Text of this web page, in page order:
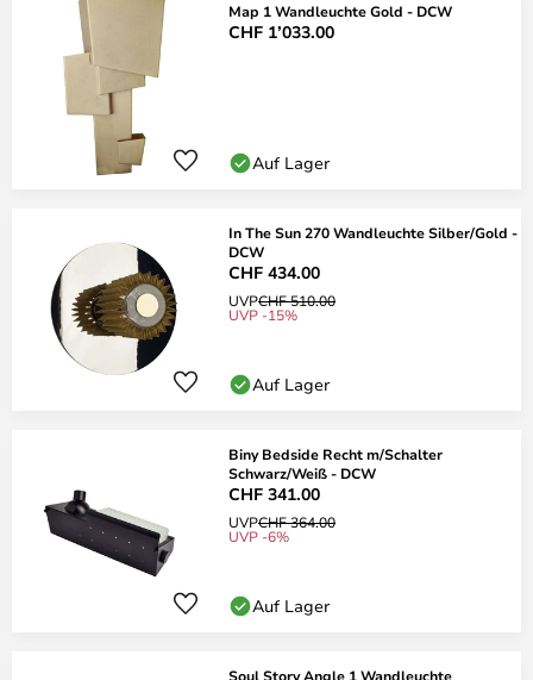
Map 1 Wandleuchte Gold - DCW
CHF 1’033.00
Auf Lager
In The Sun 270 Wandleuchte Silber/Gold -
DCW
CHF 434.00
UVPCHF 510.00
UVP -15%
Auf Lager
Biny Bedside Recht m/Schalter
Schwarz/Weiß - DCW
CHF 341.00
UVPCHF 364.00
UVP -6%
Auf Lager
Soul Story Angle 1 Wandleuchte